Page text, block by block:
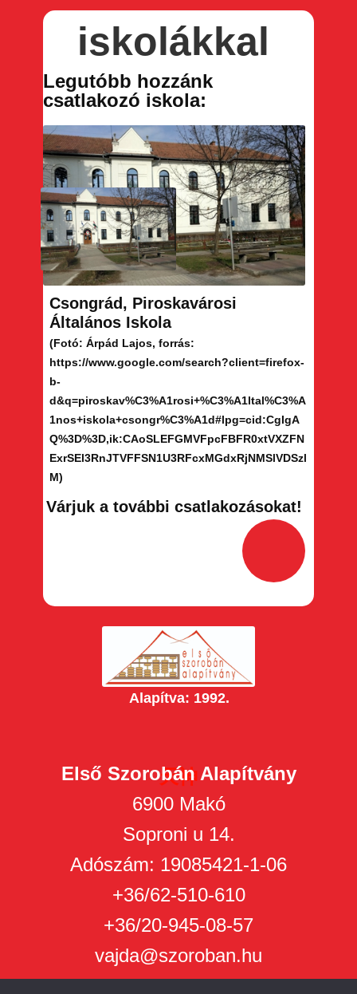
iskolákkal
Legutóbb hozzánk
csatlakozó iskola:
Csongrád, Piroskavárosi
Általános Iskola
(Fotó: Árpád Lajos, forrás: ​
https://www.google.com/search?client=firefox-
b-
d&q=piroskav%C3%A1rosi+%C3%A1ltal%C3%A
1nos+iskola+csongr%C3%A1d#lpg=cid:CgIgA
Q%3D%3D,ik:CAoSLEFGMVFpcFBFR0xtVXZFN
ExrSEl3RnJTVFFSN1U3RFcxMGdxRjNMSlVDSzl
M)
Várjuk a további csatlakozásokat!
Alapítva: 1992.
天神
Első Szorobán Alapítvány
6900 Makó
Soproni u 14.
Adószám: 19085421-1-06
+36/62-510-610
+36/20-945-08-57
vajda@szoroban.hu